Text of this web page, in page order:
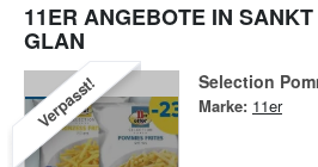
11ER ANGEBOTE IN
GLAN
Verpasst! Selection
Marke: 11er